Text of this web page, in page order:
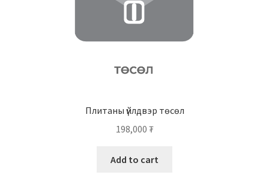
Плитаны үйлдвэр төсөл
198,000 ₮
Add to cart